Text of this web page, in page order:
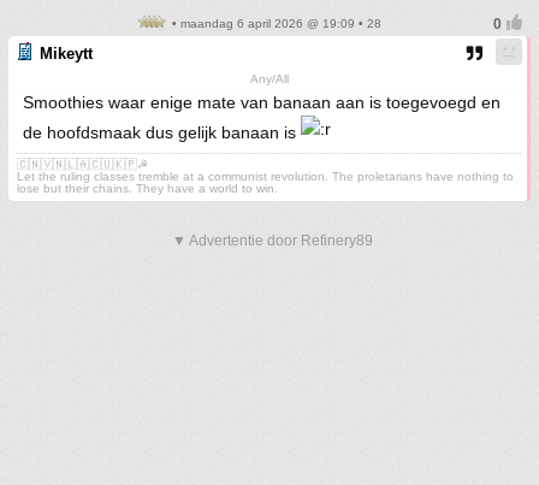
• maandag 6 april 2026 @ 19:09 • 28
Mikeytt
Any/All
Smoothies waar enige mate van banaan aan is toegevoegd en
de hoofdsmaak dus gelijk banaan is
🇨🇳🇻🇳🇱🇦🇨🇺🇰🇵☭
Let the ruling classes tremble at a communist revolution. The proletarians have nothing to
lose but their chains. They have a world to win.
▼ Advertentie door Refinery89